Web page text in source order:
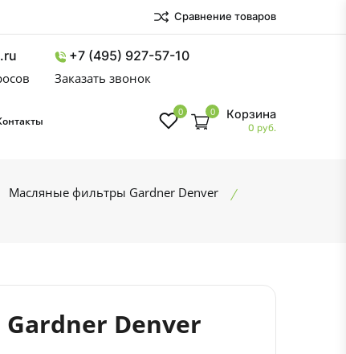
Сравнение товаров
+7 (495) 927-57-10
Заказать звонок
0 0 Корзина
0 руб.
Масляные фильтры Gardner Denver
Denver